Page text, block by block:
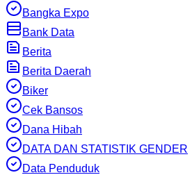
Bangka Expo
Bank Data
Berita
Berita Daerah
Biker
Cek Bansos
Dana Hibah
DATA DAN STATISTIK GENDER
Data Penduduk